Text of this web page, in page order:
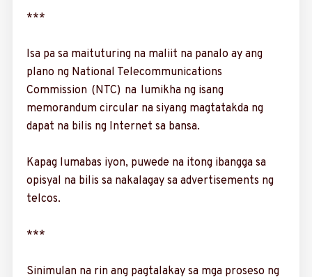
***
Isa pa sa maituturin­g na maliit na panalo ay ang
plano ng National Telecommunications
Commission (NTC) na lumikha ng isang
memorandum circular na siyang magtatakda ng
dapat na bilis ng Internet sa bansa.
Kapag lumabas iyon, puwede na itong ibangga sa
opisyal na bilis sa nakalagay sa advertisements ng
telcos.
***
Sinimulan na rin ang pagtalakay sa mga prose­so ng